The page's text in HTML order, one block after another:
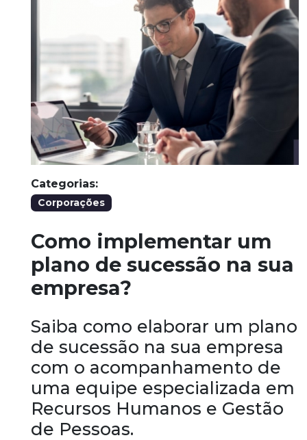
Categorias:
Corporações
Como implementar um
plano de sucessão na sua
empresa?
Saiba como elaborar um plano
de sucessão na sua empresa
com o acompanhamento de
uma equipe especializada em
Recursos Humanos e Gestão
de Pessoas.